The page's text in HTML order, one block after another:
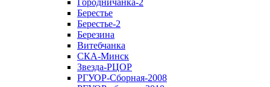
Городничанка-2
Берестье
Берестье-2
Березина
Витебчанка
СКА-Минск
Звезда-РЦОР
РГУОР-Сборная-2008